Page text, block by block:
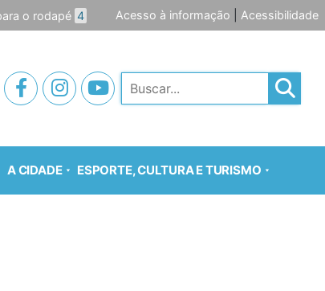
o rodapé 4 Acesso à informação Acessibilidade
Pesquisar
A CIDADE ESPORTE, CULTURA E TURISMO